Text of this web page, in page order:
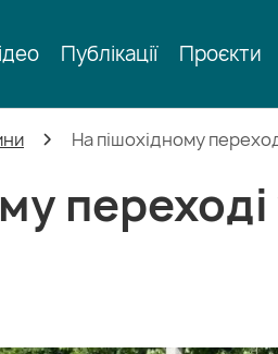
Публікації Проєкти
На пішохідному